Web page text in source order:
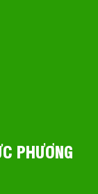
PHƯƠNG